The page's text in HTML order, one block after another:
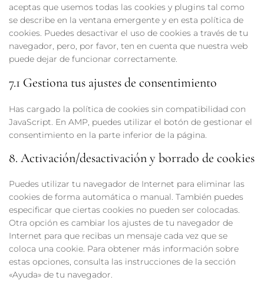
aceptas que usemos todas las cookies y plugins tal como
se describe en la ventana emergente y en esta política de
cookies. Puedes desactivar el uso de cookies a través de tu
navegador, pero, por favor, ten en cuenta que nuestra web
puede dejar de funcionar correctamente.
7.1 Gestiona tus ajustes de consentimiento
Has cargado la política de cookies sin compatibilidad con
JavaScript. En AMP, puedes utilizar el botón de gestionar el
consentimiento en la parte inferior de la página.
8. Activación/desactivación y borrado de cookies
Puedes utilizar tu navegador de Internet para eliminar las
cookies de forma automática o manual. También puedes
especificar que ciertas cookies no pueden ser colocadas.
Otra opción es cambiar los ajustes de tu navegador de
Internet para que recibas un mensaje cada vez que se
coloca una cookie. Para obtener más información sobre
estas opciones, consulta las instrucciones de la sección
«Ayuda» de tu navegador.